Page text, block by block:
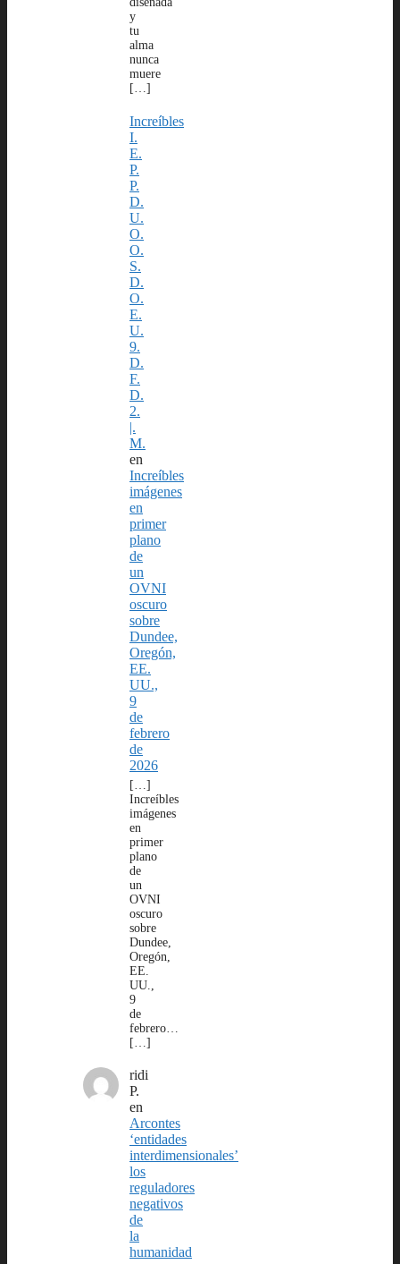
y
tu
alma
nunca
muere
[…]
Increíbles
I.
E.
P.
P.
D.
U.
O.
O.
S.
D.
O.
E.
U.
9.
D.
F.
D.
2.
|.
M.
en
Increíbles
imágenes
en
primer
plano
de
un
OVNI
oscuro
sobre
Dundee,
Oregón,
EE.
UU.,
9
de
febrero
de
2026
[…]
Increíbles
imágenes
en
primer
plano
de
un
OVNI
oscuro
sobre
Dundee,
Oregón,
EE.
UU.,
9
de
febrero…
[…]
ridi
P.
en
Arcontes
‘entidades
interdimensionales’
los
reguladores
negativos
de
la
humanidad